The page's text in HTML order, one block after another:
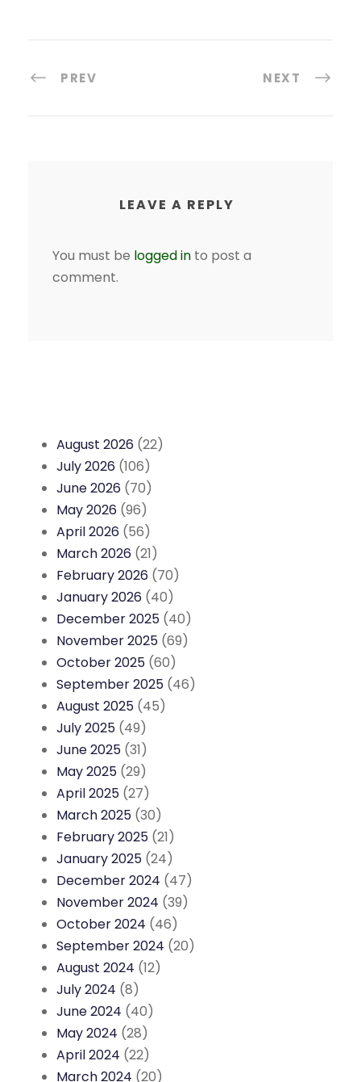
PREV NEXT
LEAVE A REPLY
You must be logged in to post a
comment.
August 2026 (22)
July 2026 (106)
June 2026 (70)
May 2026 (96)
April 2026 (56)
March 2026 (21)
February 2026 (70)
January 2026 (40)
December 2025 (40)
November 2025 (69)
October 2025 (60)
September 2025 (46)
August 2025 (45)
July 2025 (49)
June 2025 (31)
May 2025 (29)
April 2025 (27)
March 2025 (30)
February 2025 (21)
January 2025 (24)
December 2024 (47)
November 2024 (39)
October 2024 (46)
September 2024 (20)
August 2024 (12)
July 2024 (8)
June 2024 (40)
May 2024 (28)
April 2024 (22)
March 2024 (20)